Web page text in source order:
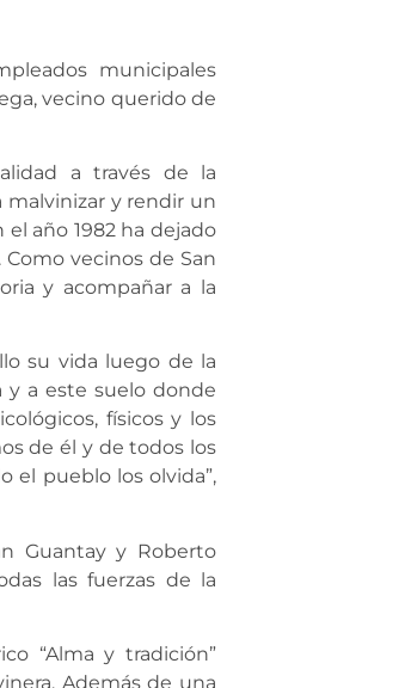
municipales
vecino querido de
a través de la
malvinizar y rendir un
el año 1982 ha dejado
vecinos de San
y acompañar a la
su vida luego de la
y a este suelo donde
físicos y los
de él y de todos los
el pueblo los olvida”,
Guantay y Roberto
las fuerzas de la
“Alma y tradición”
Además de una